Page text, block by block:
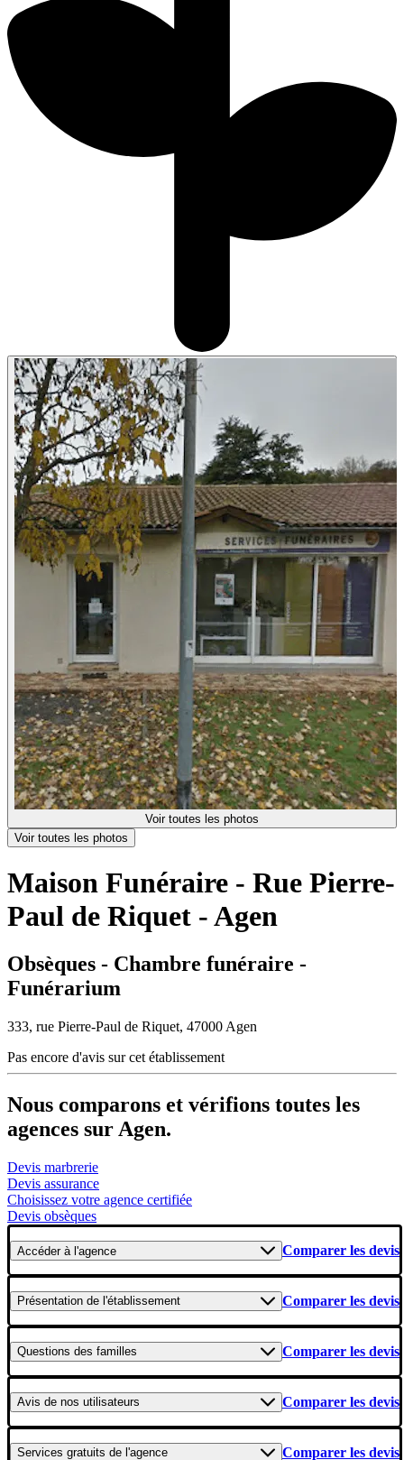
Voir toutes les photos
Voir toutes les photos
Maison Funéraire - Rue Pierre-
Paul de Riquet - Agen
Obsèques - Chambre funéraire -
Funérarium
333, rue Pierre-Paul de Riquet, 47000 Agen
Pas encore d'avis sur cet établissement
Nous comparons et vérifions toutes les
agences sur Agen.
Devis marbrerie
Devis assurance
Choisissez votre agence certifiée
Devis obsèques
Accéderà l'agence Comparer les devis
Présentation de l'établissement Comparer les devis
Questions des familles Comparer les devis
Avis de nos utilisateurs Comparer les devis
Services gratuits de l'agence Comparer les devis